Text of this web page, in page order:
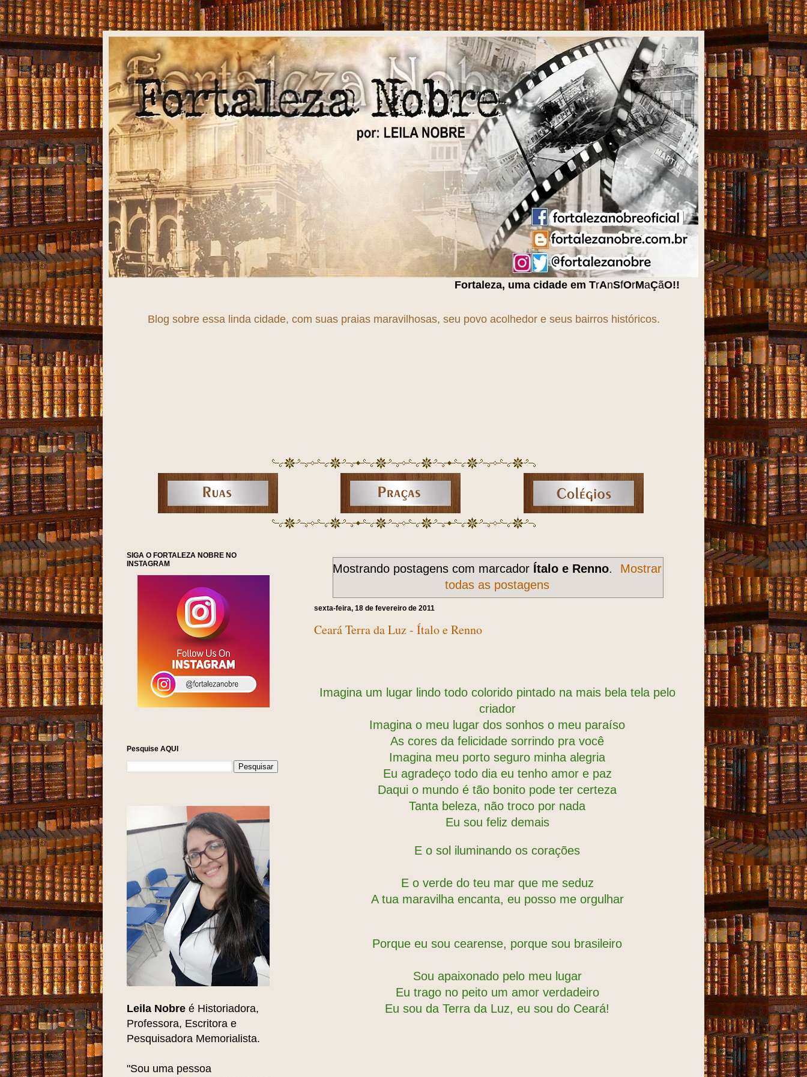
Fortaleza, uma cidade em TrAn SfOrMa ÇãO!!!
Blog sobre essa linda cidade, com suas praias maravilhosas, seu povo acolhedor e seus bairros históricos.
Mostrando postagens com marcador Ítalo e Renno.
Mostrar
todas as postagens
sexta-feira, 18 de fevereiro de 2011
Ceará Terra da Luz - Ítalo e Renno
Imagina um lugar lindo todo colorido pintado na mais bela tela pelo
criador
Imagina o meu lugar dos sonhos o meu paraíso
As cores da felicidade sorrindo pra você
Imagina meu porto seguro minha alegria
Eu agradeço todo dia eu tenho amor e paz
Daqui o mundo é tão bonito pode ter certeza
Tanta beleza, não troco por nada
Eu sou feliz demais
E o sol iluminando os corações
E o verde do teu mar que me seduz
A tua maravilha encanta, eu posso me orgulhar
Porque eu sou cearense, porque sou brasileiro
Sou apaixonado pelo meu lugar
Eu trago no peito um amor verdadeiro
Eu sou da Terra da Luz, eu sou do Ceará!
SIGA O FORTALEZA NOBRE NO
INSTAGRAM
Pesquise AQUI
Leila Nobre é Historiadora,
Professora, Escritora e
Pesquisadora Memorialista.
"Sou uma pessoa